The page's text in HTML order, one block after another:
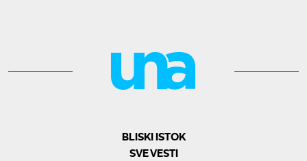
BLISKI ISTOK
SVE VESTI